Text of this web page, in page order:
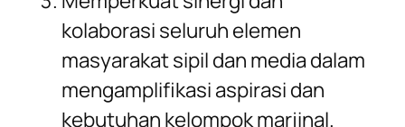
kolaborasi seluruh elemen
masyarakat sipil dan media dalam
mengamplifikasi aspirasi dan
kebutuhan kelompok marjinal.